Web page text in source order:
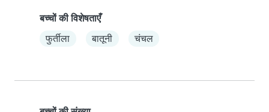
बच्चों की विशेषताएँ
फुर्तीला
बातूनी चंचल